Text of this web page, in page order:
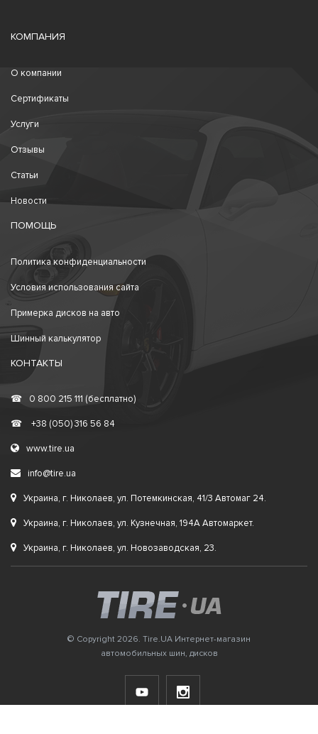
КОМПАНИЯ
О компании
Сертификаты
Услуги
Отзывы
Статьи
Новости
ПОМОЩЬ
Политика конфиденциальности
Условия использования сайта
Примерка дисков на авто
Шинный калькулятор
КОНТАКТЫ
☎ 0 800 215 111 (бесплатно)
☎ +38 (050) 316 56 84
www.tire.ua
info@tire.ua
Украина, г. Николаев, ул. Потемкинская, 41/3 Автомаг 24.
Украина, г. Николаев, ул. Кузнечная, 194А Автомаркет.
Украина, г. Николаев, ул. Новозаводская, 23.
© Copyright 2026. Tire.UA Интернет-магазин
автомобильных шин, дисков